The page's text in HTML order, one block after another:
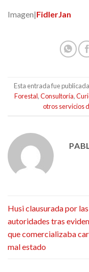
Imagen|FidlerJan
Esta entrada fue
Forestal,Consultoría,
otros servicios
Husi clausurada por las
autoridades tras
que comercializaba
mal estado